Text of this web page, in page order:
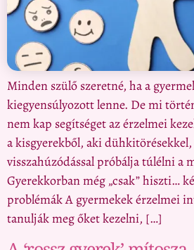
Minden szülő szeretné, ha a
kiegyensúlyozott lenne. De mi
nem kap segítséget az érzelmei
a kisgyerekből, aki
visszahúzódással próbálja túlélni a
Gyerekkorban még „csak” hiszti…
problémák A gyermekek érzelmei
tanulják meg őket kezelni, […]